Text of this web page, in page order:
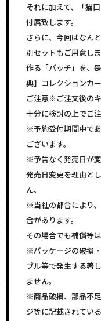
それに加えて、「猫
付属致します。
さらに、今回はなん
別セットもご用意し
作る「バッチ」を、
典】コレクションカ
ご注意※ご注文後の
十分に検討の上でご
※予約受付期間中で
ございます。
※予告なく発売日が
発売日変更を理由と
ん。
※当社の都合により
合があります。
その場合でも補償等
※パッケージの破損
ブル等で発生する著
ません。
※商品破損、部品不
ジ等に記載されてい